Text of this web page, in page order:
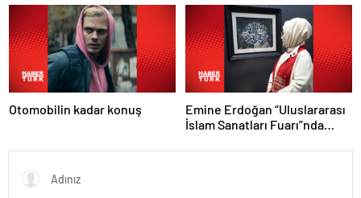
Otomobilin kadar konuş
Emine Erdoğan “Uluslararası
İslam Sanatları Fuarı”nda